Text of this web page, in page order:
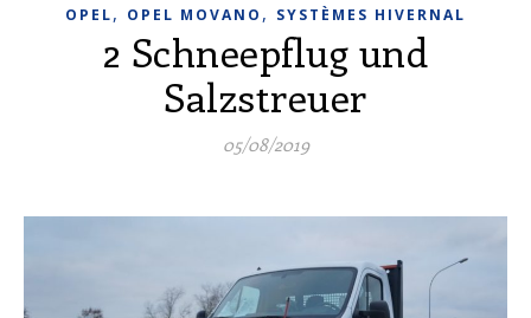
OPEL, OPEL MOVANO , SYSTÈMES HIVERNAL
2 Schneepflug und
Salzstreuer
05/08/2019